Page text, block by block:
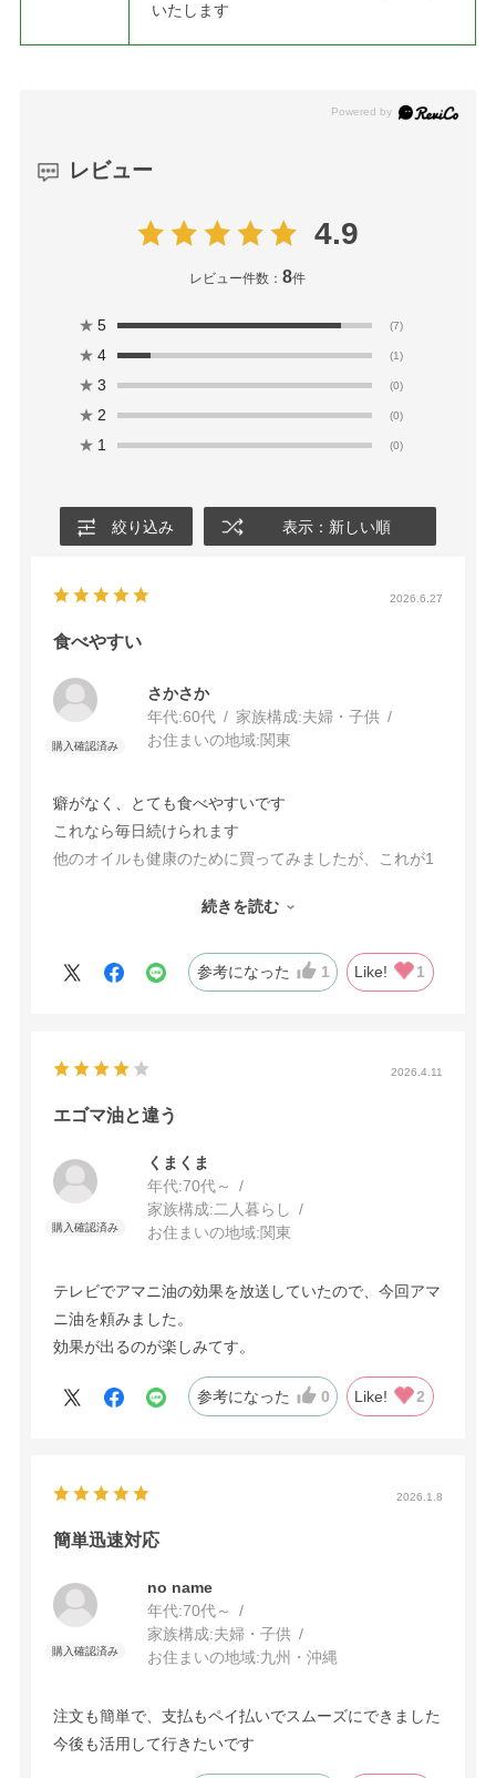
いたします
レビュー
4.9
レビュー件数：8件
★ 5 (7)
★ 4 (1)
★ 3 (0)
★ 2 (0)
★ 1 (0)
絞り込み 表示：新しい順
2026.6.27
食べやすい
さかさか
年代:60代 家族構成:夫婦・子供
お住まいの地域:関東
癖がなく、とても食べやすいです
これなら毎日続けられます
他のオイルも健康のために買ってみましたが、これが1
常温でテーブルに置いておけて、手軽にオメガ3かとれ
続きを読む
参考になった 1 Like! 1
2026.4.11
エゴマ油と違う
くまくま
年代:70代～
家族構成:二人暮らし
お住まいの地域:関東
テレビでアマニ油の効果を放送していたので、今回アマ
ニ油を頼みました。
効果が出るのが楽しみてす。
参考になった 0 Like! 2
2026.1.8
簡単迅速対応
no name
年代:70代～
家族構成:夫婦・子供
お住まいの地域:九州・沖縄
注文も簡単で、支払もペイ払いでスムーズにできました
今後も活用して行きたいです